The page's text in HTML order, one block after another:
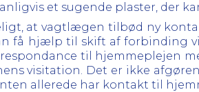
et sugende plaster, der
at vagtlægen tilbød ny
få hjælp til skift af forbinding
til hjemmeplejen
visitation. Det er ikke
allerede har kontakt til